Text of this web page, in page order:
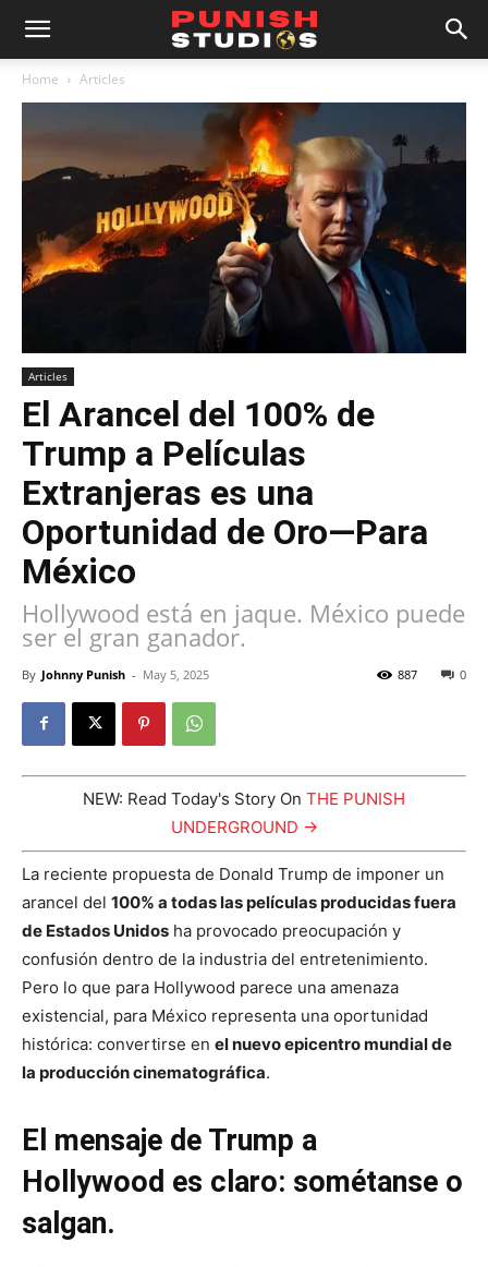
Home Articles
Articles
El Arancel del 100% de
Trump a Películas
Extranjeras es una
Oportunidad de Oro—Para
México
Hollywood está en jaque. México puede
ser el gran ganador.
By Johnny Punish - May 5, 2025 0
887
NEW: Read Today's Story On THE PUNISH
UNDERGROUND →
La reciente propuesta de Donald Trump de imponer un
arancel del 100% a todas las películas producidas fuera
de Estados Unidos ha provocado preocupación y
confusión dentro de la industria del entretenimiento.
Pero lo que para Hollywood parece una amenaza
existencial, para México representa una oportunidad
histórica: convertirse en el nuevo epicentro mundial de
la producción cinematográfica.
El mensaje de Trump a
Hollywood es claro: sométanse o
salgan.